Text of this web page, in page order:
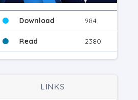
Download 984
Read 2380
LINKS